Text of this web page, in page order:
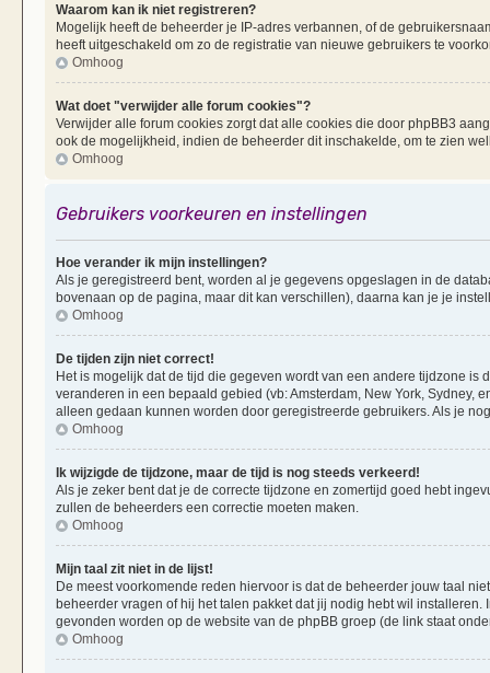
Waarom kan ik niet registreren?
Mogelijk heeft de beheerder je IP-adres verbannen, of de
heeft uitgeschakeld om zo de registratie van nieuwe gebruikers te
Omhoog
Wat doet "verwijder alle forum cookies"?
Verwijder alle forum cookies zorgt dat alle cookies die door phpBB3
ook de mogelijkheid, indien de beheerder dit inschakelde, om te zien
Omhoog
Gebruikers voorkeuren en instellingen
Hoe verander ik mijn instellingen?
Als je geregistreerd bent, worden al je gegevens opgeslagen in de
bovenaan op de pagina, maar dit kan verschillen), daarna kan je je
Omhoog
De tijden zijn niet correct!
Het is mogelijk dat de tijd die gegeven wordt van een andere tijdzone
veranderen in een bepaald gebied (vb: Amsterdam, New York, Sydney,
alleen gedaan kunnen worden door geregistreerde gebruikers. Als je
Omhoog
Ik wijzigde de tijdzone, maar de tijd is nog steeds verkeerd!
Als je zeker bent dat je de correcte tijdzone en zomertijd goed hebt
zullen de beheerders een correctie moeten maken.
Omhoog
Mijn taal zit niet in de lijst!
De meest voorkomende reden hiervoor is dat de beheerder jouw taal
beheerder vragen of hij het talen pakket dat jij nodig hebt wil
gevonden worden op de website van de phpBB groep (de link staat
Omhoog